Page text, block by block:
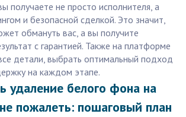
получаете не просто исполнителя, а
и безопасной сделкой. Это значит,
обмануть вас, а вы получите
с гарантией. Также на платформе
детали, выбрать оптимальный подход
на каждом этапе.
удаление белого фона на
пожалеть: пошаговый план